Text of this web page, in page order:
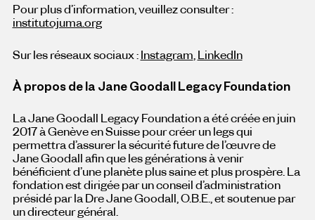
Pour plus d’information, veuillez consulter :
institutojuma.org
Sur les réseaux sociaux :Instagram LinkedIn
À propos de la Jane Goodall Legacy Foundation
La Jane Goodall Legacy Foundation a été créée en juin
2017 à Genève en Suisse pour créer un legs qui
permettra d’assurer la sécurité future de l’œuvre de
Jane Goodall afin que les générations à venir
bénéficient d’une planète plus saine et plus prospère. La
fondation est dirigée par un conseil d’administration
présidé par la Dre Jane Goodall, O.B.E., et soutenue par
un directeur général.